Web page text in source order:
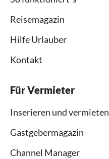
Reisemagazin
Hilfe Urlauber
Kontakt
Für Vermieter
Inserieren und vermieten
Gastgebermagazin
Channel Manager